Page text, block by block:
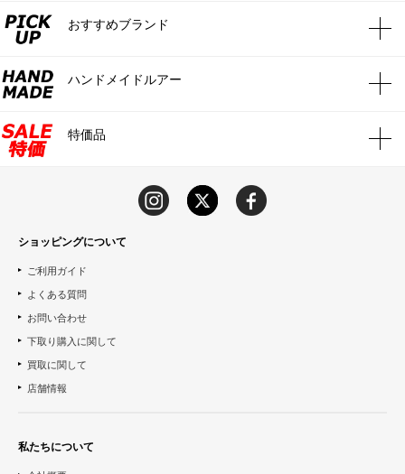
おすすめブランド
ハンドメイドルアー
特価品
ショッピングについて
ご利用ガイド
よくある質問
お問い合わせ
下取り購入に関して
買取に関して
店舗情報
私たちについて